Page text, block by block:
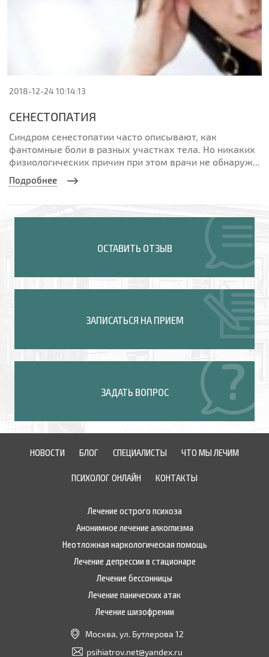
2018-12-24 10:14:13
СЕНЕСТОПАТИЯ
Синдром сенестопатии часто описывают, как
фантомные боли в разных участках тела. Но никаких
физиологических причин при этом врачи не обнаруж...
Подробнее
ОСТАВИТЬ ОТЗЫВ
ЗАПИСАТЬСЯ НА ПРИЕМ
ЗАДАТЬ ВОПРОС
НОВОСТИ БЛОГ СПЕЦИАЛИСТЫ ЧТО МЫ ЛЕЧИМ
ПСИХОЛОГ ОНЛАЙН КОНТАКТЫ
Лечение острого психоза
Анонимное лечение алкоглизма
Неотложная наркологическая помощь
Лечение депрессии в стационаре
Лечение бессонницы
Лечение панических атак
Лечение шизофрении
Москва, ул. Бутлерова 12
psihiatrov.net@yandex.ru